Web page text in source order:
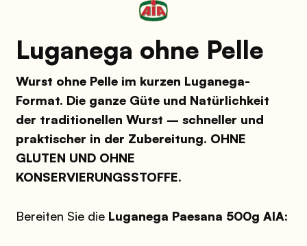
Luganega ohne Pelle
Wurst ohne Pelle im kurzen Luganega-
Format. Die ganze Güte und Natürlichkeit
der traditionellen Wurst – schneller und
praktischer in der Zubereitung. OHNE
GLUTEN UND OHNE
KONSERVIERUNGSSTOFFE.
Bereiten Sie dieLuganega Paesana 500g AIA: